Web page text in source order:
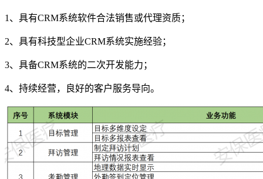
1、具有CRM系统软件合法销售或代理资质；
2、具有科技型企业CRM系统实施经验；
3、具备CRM系统的二次开发能力；
4、持续经营，良好的客户服务导向。